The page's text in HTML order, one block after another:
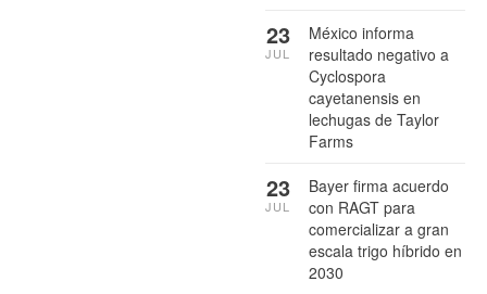
México informa
resultado negativo a
Cyclospora
cayetanensis en
lechugas de Taylor
Farms
23
JUL
Bayer firma acuerdo
con RAGT para
comercializar a gran
escala trigo híbrido en
2030
23
JUL